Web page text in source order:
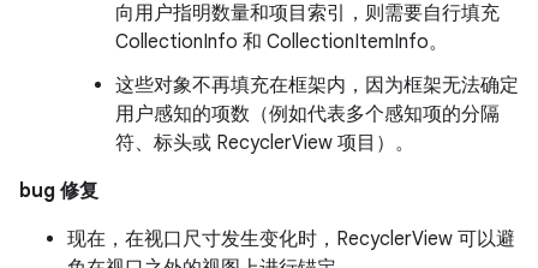
向用户指明数量和项目索引，则需要自行填充
CollectionInfo 和 CollectionItemInfo。
这些对象不再填充在框架内，因为框架无法确定
用户感知的项数（例如代表多个感知项的分隔
符、标头或 RecyclerView 项目）。
bug 修复
现在，在视口尺寸发生变化时，RecyclerView 可以避